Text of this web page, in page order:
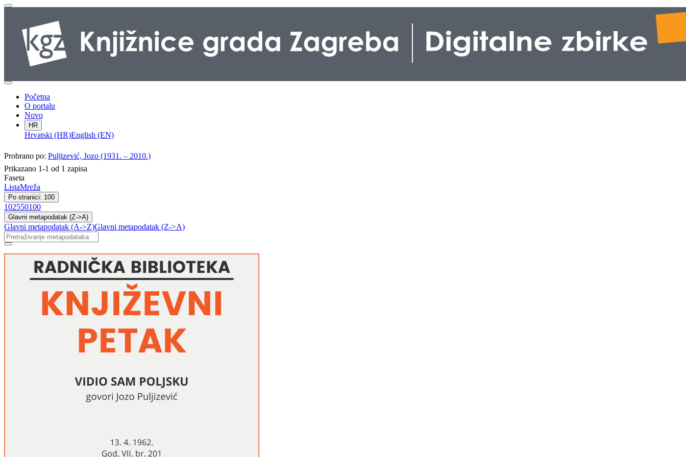
Početna
O portalu
Novo
HR
Hrvatski (HR)English (EN)
Probrano po: Puljizević, Jozo (1931. – 2010.)
Prikazano 1-1 od 1 zapisa
Faseta
ListaMreža
Po stranici: 100
102550100
Glavni metapodatak (Z->A)
Glavni metapodatak (A->Z)Glavni metapodatak (Z->A)